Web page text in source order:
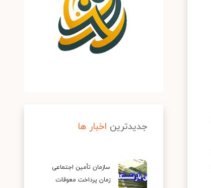
جدیدترین اخبار ها
سازمان تأمین اجتماعی
زمان پرداخت معوقات